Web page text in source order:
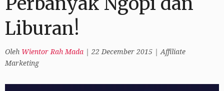
Liburan!
Oleh Wientor Rah Mada 22 December 2015
Affiliate
Marketing